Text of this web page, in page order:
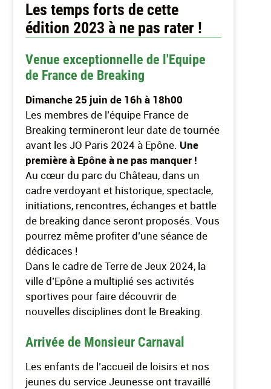
Les temps forts de cette
édition 2023 à ne pas rater !
Venue exceptionnelle de l'Equipe
de France de Breaking
Dimanche 25 juin de 16h à 18h00
Les membres de l’équipe France de
Breaking termineront leur date de tournée
avant les JO Paris 2024 à Epône. Une
première à Epône à ne pas manquer !
Au cœur du parc du Château, dans un
cadre verdoyant et historique, spectacle,
initiations, rencontres, échanges et battle
de breaking dance seront proposés. Vous
pourrez même profiter d’une séance de
dédicaces !
Dans le cadre de Terre de Jeux 2024, la
ville d’Epône a multiplié ses activités
sportives pour faire découvrir de
nouvelles disciplines dont le Breaking.
Arrivée de Monsieur Carnaval
Les enfants de l’accueil de loisirs et nos
jeunes du service Jeunesse ont travaillé